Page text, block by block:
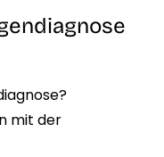
mit der